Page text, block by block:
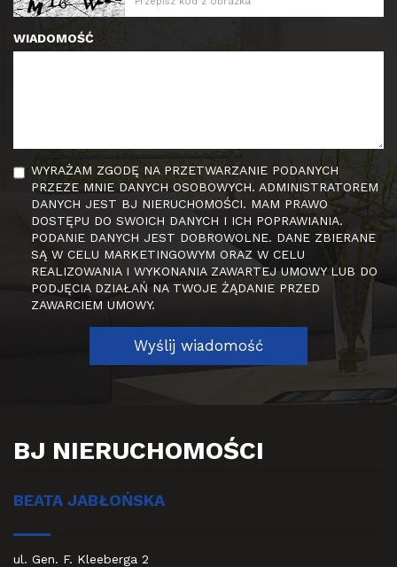
WIADOMOŚĆ
WYRAŻAM ZGODĘ NA PRZETWARZANIE PODANYCH
PRZEZE MNIE DANYCH OSOBOWYCH. ADMINISTRATOREM
DANYCH JEST BJ NIERUCHOMOŚCI. MAM PRAWO
DOSTĘPU DO SWOICH DANYCH I ICH POPRAWIANIA.
PODANIE DANYCH JEST DOBROWOLNE. DANE ZBIERANE
SĄ W CELU MARKETINGOWYM ORAZ W CELU
REALIZOWANIA I WYKONANIA ZAWARTEJ UMOWY LUB DO
PODJĘCIA DZIAŁAŃ NA TWOJE ŻĄDANIE PRZED
ZAWARCIEM UMOWY.
BJ NIERUCHOMOŚCI
BEATA JABŁOŃSKA
ul. Gen. F. Kleeberga 2